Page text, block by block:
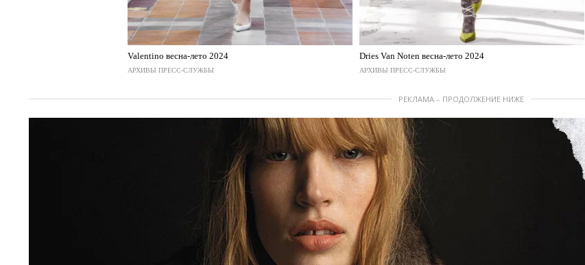
Valentino весна-лето 2024
АРХИВЫ ПРЕСС-СЛУЖБЫ
Dries Van Noten весна-лето 2024
АРХИВЫ ПРЕСС-СЛУЖБЫ
РЕКЛАМА – ПРОДОЛЖЕНИЕ НИЖЕ